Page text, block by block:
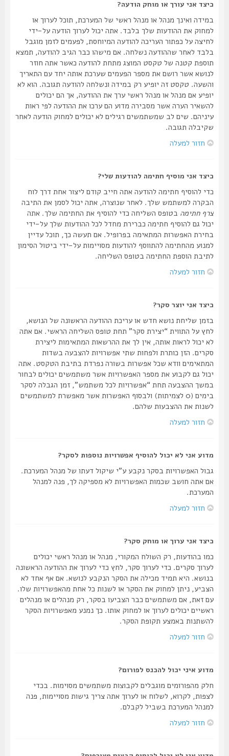
כיצד אני עורך או מוחק הודעה?
במידה ואינך מנהל או מנהל ראשי של המערכת, תוכל לערוך או
למחוק את ההודעות שלך בלבד. אתה יכול לערוך הודעה על-ידי
לחיצה על כפתור העריכה להודעה המיוחסת, לפעמים לזמן מוגבל
בלבד לאחר שההודעה נשלחה. אם מישהו כבר הגיב להודעה, תמצא
תוספת קטנה של טקסט המוצג מתחת להודעה כאשר אתה חוזר
לנושא אשר רושם את מספר הפעמים שערכת אותה יחד עם התאריך
והשעה. טקסט זה יופיע רק במידה ונשלחה להודעה תגובה. הוא לא
יופיע אם מנהל או מנהל ראשי ערך את ההודעה, אך הם יכולים
להשאיר הערה אשר מסבירה מדוע הם ערכו את ההודעה לפי ראות
עיניהם. שים לב שמשתמשים רגילים לא יכולים למחוק הודעה לאחר
שקיבלה תגובה.
חזור למעלה
כיצד אני מוסיף חתימה להודעות שלי?
כדי להוסיף חתימה להודעה אתה חייב קודם ליצור אחת דרך לוח
הבקרה למשתמש שלך. לאחר שנוצרה, אתה יכול לסמן את התיבה
צרף חתימהבטופס השליחה כדי להוסיף את החתימה שלך. אתה
יכול גם להוסיף חתימה כברירת מחדל לכל ההודעות שלך על-ידי
בחירת האפשרות המתאימה בפרופיל. אם תעשה כך, תוכל עדיין
למנוע מהחתימה להתווסף להודעות מסויימות על-ידי ביטול הסימון
לתיבת הוספת החתימה בטופס השליחה.
חזור למעלה
כיצד אני יוצר סקר?
בזמן שליחת נושא חדש או עריכת ההודעה הראשונה של הנושא,
לחץ על התווית “יצירת סקר” תחת טופס השליחה הראשי. אם אתה
לא יכול לראות אותה, אין לך את ההרשאות המתאימות ליצירת
סקרים. הזן כותרת ולפחות שתי אפשרויות להצבעה בשדות
המתאימים וודא שכל אפשרות בשורה נפרדת בתיבת הטקסט. אתה
יכול גם לקבוע את מספר האפשרויות אשר משתמשים יכולים לבחור
במשך ההצבעה תחת “אפשרויות לכל משתמש”, זמן הגבלה לסקר
בימים (0 לצמיתות) ולבסוף האפשרות אשר מאפשרת למשתמשים
לשנות את ההצבעות שלהם.
חזור למעלה
מדוע אני לא יכול להוסיף אפשרויות נוספות לסקר?
גבול האפשרויות בסקר נקבע ע"י שיקול דעתו של מנהל המערכת.
אם אתה חושב שכמות האפשרויות לא מספיקה לך, פנה למנהל
המערכת.
חזור למעלה
כיצד אני ערוך או מוחק סקר?
כמו בהודעות, רק השולח המקורי, מנהל או מנהל ראשי יכולים
לערוך סקרים. כדי לערוך סקר, לחץ כדי לערוך את ההודעה הראשונה
בנושא. היא תמיד מכילה את הסקר הנקבע לנושא. אם אף אחד לא
הצביע, ניתן למחוק את הסקר או לשנות כל אחת מהאפשרויות שלו.
עם זאת, אם משתמשים כבר הצביעו בסקר, רק מנהלים או מנהלים
ראשיים יכולים לערוך או למחוק אותו. כך נמנע מאפשרויות הסקר
להשתנות באמצע תקופת הסקר.
חזור למעלה
מדוע איני יכול להכנס לפורום?
חלק מהפורומים מוגבלים לקבוצות משתמשים מסוימות. בכדי
לצפות, לקרוא, לשלוח או לערוך אתה צריך גישות מסויימות, פנה
למנהל המערכת בשביל לקבלם.
חזור למעלה